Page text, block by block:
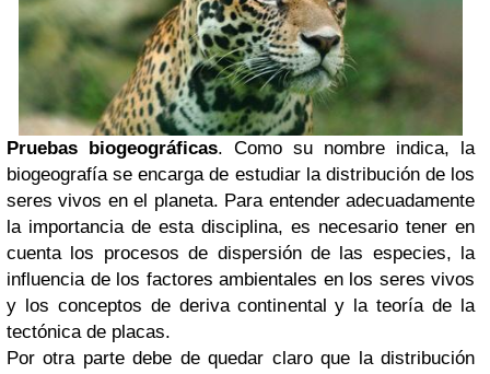
Pruebas biogeográficas. Como su nombre indica, la
biogeografía se encarga de estudiar la distribución de los
seres vivos en el planeta. Para entender adecuadamente
la importancia de esta disciplina, es necesario tener en
cuenta los procesos de dispersión de las especies, la
influencia de los factores ambientales en los seres vivos
y los conceptos de deriva continental y la teoría de la
tectónica de placas.
Por otra parte debe de quedar claro que la distribución